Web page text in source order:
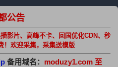
公告
影片、高峰不卡、回国优化CDN、秒
！欢迎采集，采集送模版
备用域名： moduzy1.com 至